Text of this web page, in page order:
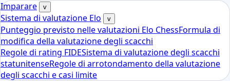
Imparare
v
Sistema di valutazione Elo v
Punteggio previsto nelle valutazioni Elo ChessFormula di
modifica della valutazione degli scacchi
Regole di rating FIDESistema di valutazione degli scacchi
statunitenseRegole di arrotondamento della valutazione
degli scacchi e casi limite